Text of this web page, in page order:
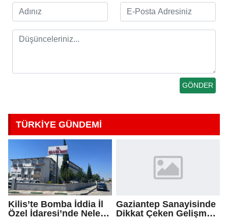
TÜRKİYE GÜNDEMİ
Kilis’te Bomba İddia İl
Özel İdaresi’nde Neler
Gaziantep Sanayisinde
Dikkat Çeken Gelişme,